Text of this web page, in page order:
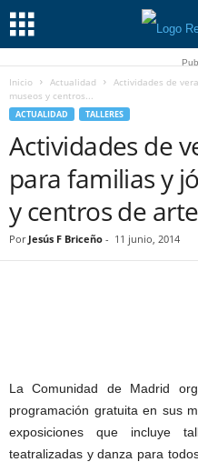
Inicio Actualidad
Actividades de
museos y centros...
ACTUALIDAD TALLERES
Actividades de
para familias y
y centros de arte
Por Jesús F Briceño - 11 junio, 2014
La Comunidad de Madrid
programación gratuita en sus
exposiciones que incluye
teatralizadas y danza para